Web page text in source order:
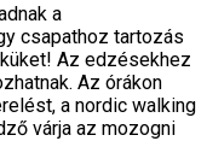
a
csapathoz tartozás
Az edzésekhez
Az órákon
a nordic walking
várja az mozogni